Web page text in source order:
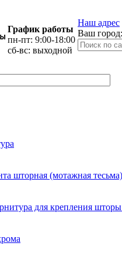
График работы
пн-пт: 9:00-18:00
сб-вс: выходной
Наш адрес
Ваш город:
шторная (мотажная тесьма)
для крепления